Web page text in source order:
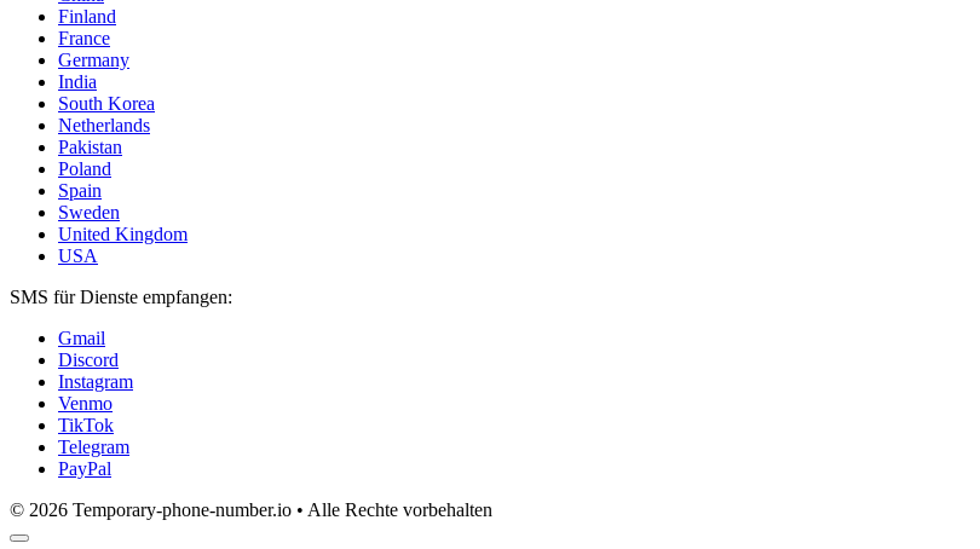
Finland
France
Germany
India
South Korea
Netherlands
Pakistan
Poland
Spain
Sweden
United Kingdom
USA
SMS für Dienste empfangen:
Gmail
Discord
Instagram
Venmo
TikTok
Telegram
PayPal
© 2026 Temporary-phone-number.io • Alle Rechte vorbehalten